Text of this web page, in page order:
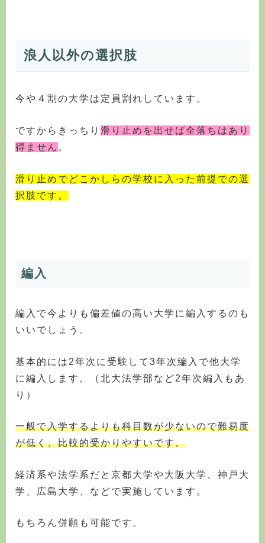
浪人以外の選択肢
今や４割の大学は定員割れしています。
ですからきっちり 滑り止めを出せば全落ちはあり
得ません 。
滑り止めでどこかしらの学校に入った前提での選
択肢です。
編入
編入で今よりも偏差値の高い大学に編入するのも
いいでしょう。
基本的には2年次に受験して3年次編入で他大学
に編入します。（北大法学部など2年次編入もあ
り）
一般で入学するよりも科目数が少ないので難易度
が低く、比較的受かりやすいです。
経済系や法学系だと京都大学や大阪大学、神戸大
学、広島大学、などで実施しています。
もちろん併願も可能です。